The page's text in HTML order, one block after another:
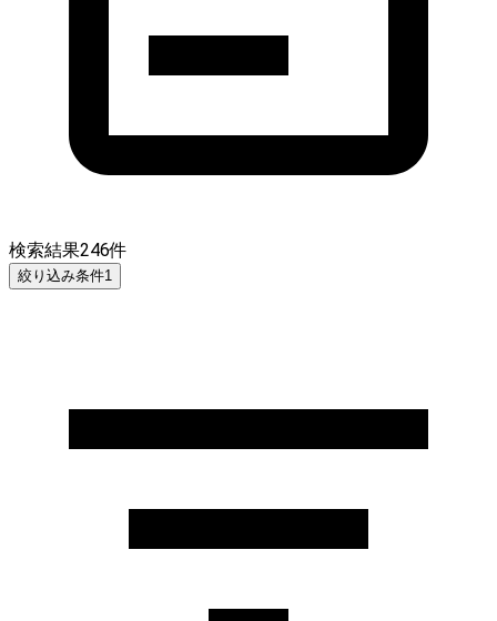
検索結果246件
絞り込み条件1